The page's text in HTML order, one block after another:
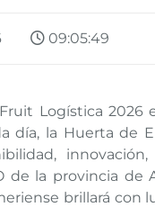
09:05:49
Logística 2026
día, la Huerta de
la provincia de
brillará con